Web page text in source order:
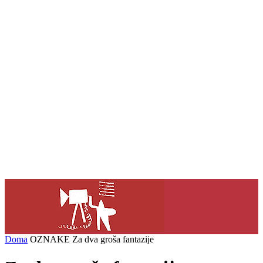
Doma OZNAKE Za dva groša fantazije